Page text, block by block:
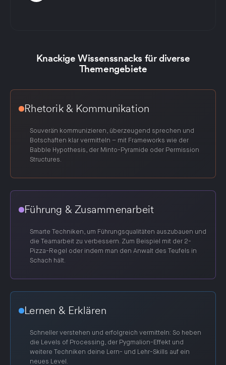
Knackige Wissenssnacks für diverse
Themengebiete
Rhetorik & Kommunikation
Souverän kommunizieren, überzeugend sprechen und
Botschaften klar vermitteln – mit Frameworks wie der
Babble Hypothesis, der Minto-Pyramide oder Permission
Structures.
Führung & Zusammenarbeit
Smarte Techniken, um Führungsqualitäten auszubauen und
die Teamarbeit zu verbessern. Zum Beispiel mit der 2-
Pizza-Regel oder indem man den Anwalt des Teufels in
Schach hält.
Lernen & Erklären
Schneller verstehen und erfolgreich vermitteln: So heben
die Levels of Processing, der Pygmalion-Effekt und
weitere Techniken deine Lern- und Lehr-Skills auf ein
neues Level.